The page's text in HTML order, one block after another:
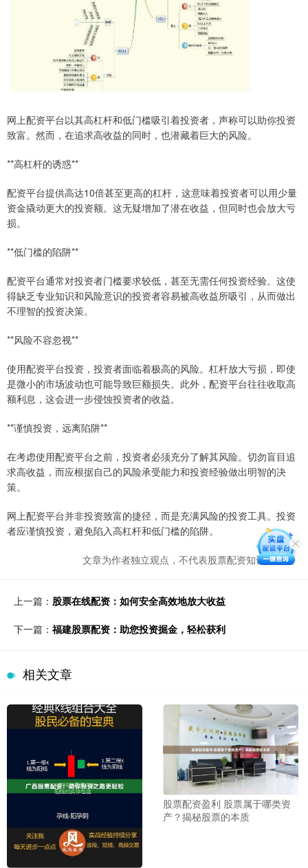
网上配资平台以其高杠杆和低门槛吸引着投资者，声称可以助你投资
致富。然而，在追求高收益的同时，也潜藏着巨大的风险。
**高杠杆的诱惑**
配资平台提供高达10倍甚至更高的杠杆，这意味着投资者可以用少量
资金撬动更大的投资额。这无疑增加了潜在收益，但同时也会放大亏
损。
**低门槛的陷阱**
配资平台通常对投资者门槛要求较低，甚至无需任何投资经验。这使
得缺乏专业知识和风险意识的投资者容易被高收益所吸引，从而做出
不理智的投资决策。
**风险不容忽视**
使用配资平台投资，投资者面临着极高的风险。杠杆放大亏损，即使
是微小的市场波动也可能导致巨额损失。此外，配资平台往往收取高
额利息，这会进一步侵蚀投资者的收益。
**谨慎投资，远离陷阱**
在考虑使用配资平台之前，投资者必须充分了解其风险。切勿盲目追
求高收益，而应根据自己的风险承受能力和投资经验做出明智的决
策。
网上配资平台并非投资致富的捷径，而是充满风险的投资工具。投资
者应谨慎投资，避免陷入高杠杆和低门槛的陷阱。
文章为作者独立观点，不代表股票配资知识网观点
上一篇： 股票在线配资：如何安全高效地放大收益
下一篇： 福建股票配资：助您投资掘金，轻松获利
相关文章
股票配资盈利 股票属于哪类资
产？揭秘股票的本质